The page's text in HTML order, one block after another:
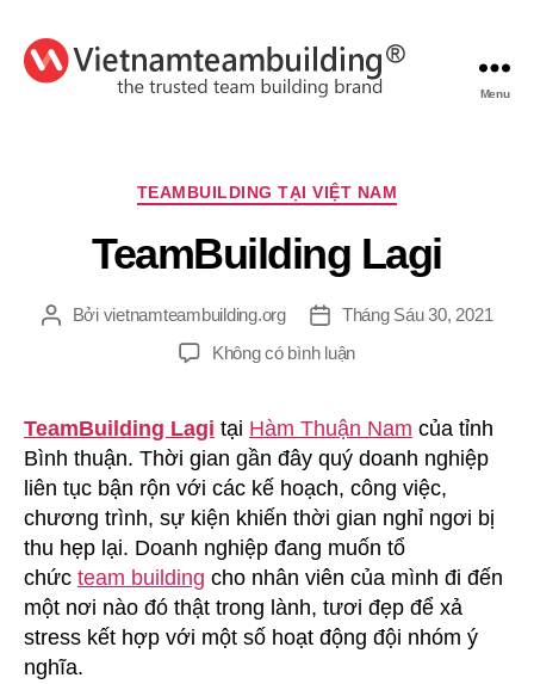
Menu
Chuyên
TEAMBUILDING TẠI VIỆT NAM
TeamBuilding Lagi
TácBởi vietnamteambuilding.org
Ngày
đăng
Tháng Sáu 30, 2021
Không có bình luậnở
TeamBuilding Lagi tại Hàm Thuận Nam của tỉnh
Bình thuận. Thời gian gần đây quý doanh nghiệp
liên tục bận rộn với các kế hoạch, công việc,
chương trình, sự kiện khiến thời gian nghỉ ngơi bị
thu hẹp lại. Doanh nghiệp đang muốn tổ
chức team building cho nhân viên của mình đi đến
một nơi nào đó thật trong lành, tươi đẹp để xả
stress kết hợp với một số hoạt động đội nhóm ý
nghĩa.